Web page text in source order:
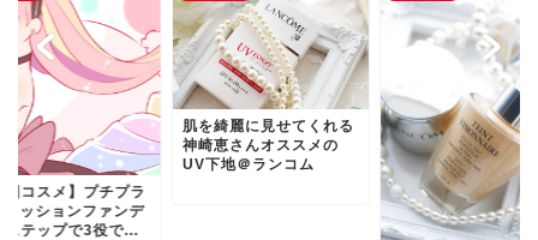
国コスメ】プチプラ
クッションファンデ
ステップで3役で...
肌を綺麗に見せてくれる
神崎恵さんオススメの
UV下地＠ランコム